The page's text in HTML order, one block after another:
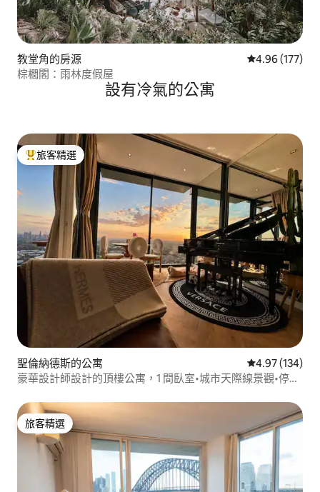
教堂角的房源 從 177 則評價
4.96 (177)
棕櫚閣：雨林度假屋
設有冷氣的公寓
旅客精選榜首
旅客精選
聖倫納德斯的公寓 從 134 則評價
4.97 (134)
豪華設計師設計的頂樓公寓，1 間臥室•城市天際線景觀•停車
旅客精選
旅客精選